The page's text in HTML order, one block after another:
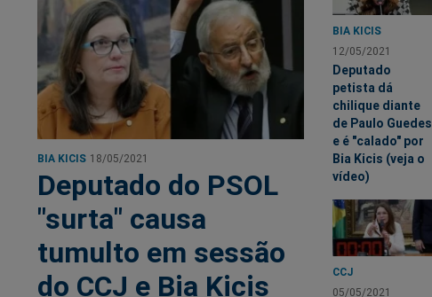
BIA KICIS 18/05/2021
Deputado do PSOL
"surta" causa
tumulto em sessão
do CCJ e Bia Kicis
BIA KICIS
12/05/2021
Deputado
petista dá
chilique diante
de Paulo Guedes
e é "calado" por
Bia Kicis (veja o
vídeo)
CCJ
05/05/2021